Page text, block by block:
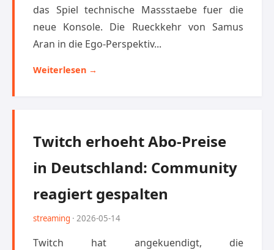
das Spiel technische Massstaebe fuer die
neue Konsole. Die Rueckkehr von Samus
Aran in die Ego-Perspektiv...
Weiterlesen →
Twitch erhoeht Abo-Preise
in Deutschland: Community
reagiert gespalten
streaming · 2026-05-14
Twitch hat angekuendigt, die